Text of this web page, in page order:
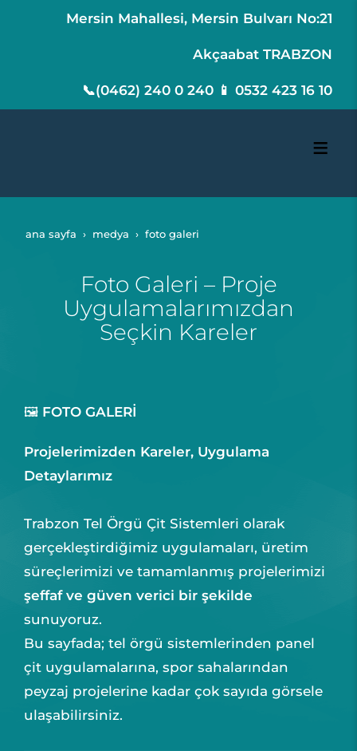
Mersin Mahallesi, Mersin Bulvarı No:21
Akçaabat TRABZON
📞(0462) 240 0 240 📱 0532 423 16 10
ana sayfa medya foto galeri
Foto Galeri – Proje
Uygulamalarımızdan
Seçkin Kareler
🖼️ FOTO GALERİ
Projelerimizden Kareler, Uygulama
Detaylarımız
Trabzon Tel Örgü Çit Sistemleri olarak
gerçekleştirdiğimiz uygulamaları, üretim
süreçlerimizi ve tamamlanmış projelerimizi
şeffaf ve güven verici bir şekilde
sunuyoruz.
Bu sayfada; tel örgü sistemlerinden panel
çit uygulamalarına, spor sahalarından
peyzaj projelerine kadar çok sayıda görsele
ulaşabilirsiniz.